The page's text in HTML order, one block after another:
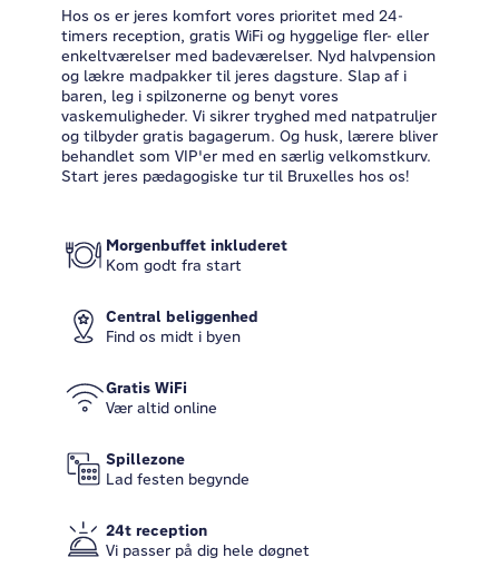
Hos os er jeres komfort vores prioritet med 24-
timers reception, gratis WiFi og hyggelige fler- eller
enkeltværelser med badeværelser. Nyd halvpension
og lækre madpakker til jeres dagsture. Slap af i
baren, leg i spilzonerne og benyt vores
vaskemuligheder. Vi sikrer tryghed med natpatruljer
og tilbyder gratis bagagerum. Og husk, lærere bliver
behandlet som VIP'er med en særlig velkomstkurv.
Start jeres pædagogiske tur til Bruxelles hos os!
Morgenbuffet inkluderet
Kom godt fra start
Central beliggenhed
Find os midt i byen
Gratis WiFi
Vær altid online
Spillezone
Lad festen begynde
24t reception
Vi passer på dig hele døgnet